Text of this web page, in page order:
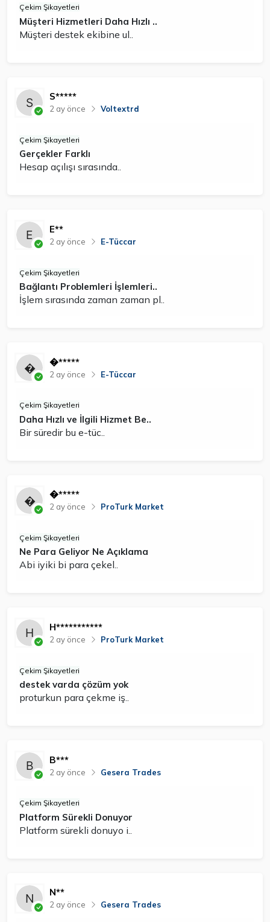
Çekim Şikayetleri
Müşteri Hizmetleri Daha Hızlı ..
Müşteri destek ekibine ul..
S*****
2 ay önce Voltextrd
Çekim Şikayetleri
Gerçekler Farklı
Hesap açılışı sırasında..
E**
2 ay önce E-Tüccar
Çekim Şikayetleri
Bağlantı Problemleri İşlemleri..
İşlem sırasında zaman zaman pl..
�*****
2 ay önce E-Tüccar
Çekim Şikayetleri
Daha Hızlı ve İlgili Hizmet Be..
Bir süredir bu e-tüc..
�*****
2 ay önce ProTurk Market
Çekim Şikayetleri
Ne Para Geliyor Ne Açıklama
Abi iyiki bi para çekel..
H***********
2 ay önce ProTurk Market
Çekim Şikayetleri
destek varda çözüm yok
proturkun para çekme iş..
B***
2 ay önce Gesera Trades
Çekim Şikayetleri
Platform Sürekli Donuyor
Platform sürekli donuyo i..
N**
2 ay önce Gesera Trades